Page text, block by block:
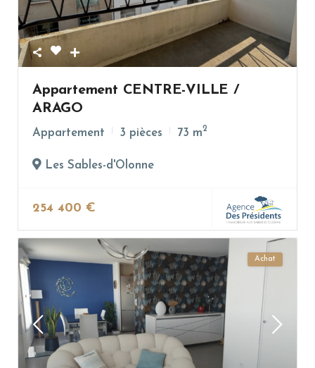
Appartement CENTRE-VILLE /
ARAGO
Appartement 3 pièces 73 m2
Les Sables-d'Olonne
254 400 €
Achat